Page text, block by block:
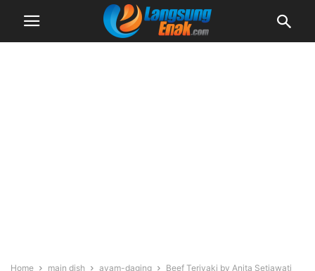
Home main dish ayam-daging Beef Teriyaki by Anita Setiawati